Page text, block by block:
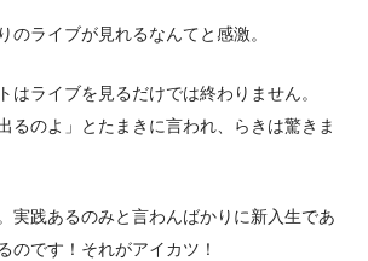
のライブが見れるなんてと感激。
はライブを見るだけでは終わりません。
るのよ」とたまきに言われ、らきは驚きま
実践あるのみと言わんばかりに新入生であ
のです！それがアイカツ！